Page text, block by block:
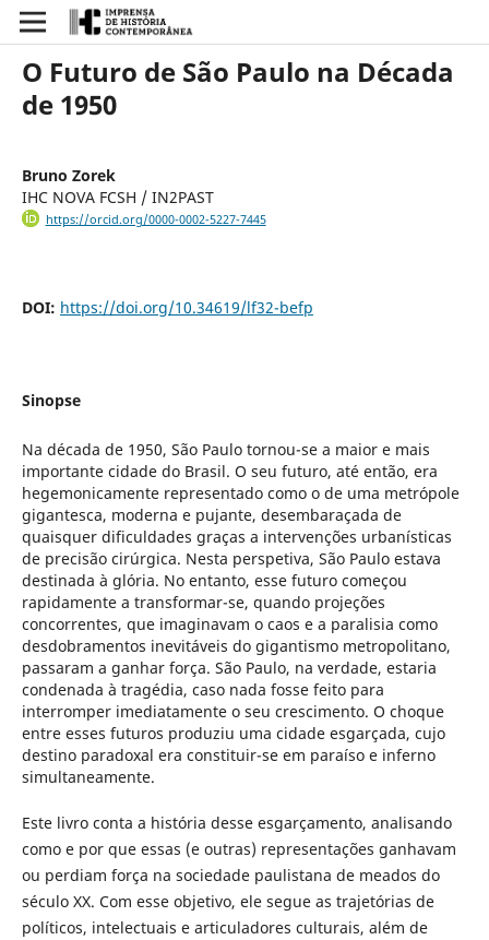
O Futuro de São Paulo na Década
de 1950
Bruno Zorek
IHC NOVA FCSH / IN2PAST
https://orcid.org/0000-0002-5227-7445
DOI: https://doi.org/10.34619/lf32-befp
Sinopse
Na década de 1950, São Paulo tornou-se a maior e mais
importante cidade do Brasil. O seu futuro, até então, era
hegemonicamente representado como o de uma metrópole
gigantesca, moderna e pujante, desembaraçada de
quaisquer dificuldades graças a intervenções urbanísticas
de precisão cirúrgica. Nesta perspetiva, São Paulo estava
destinada à glória. No entanto, esse futuro começou
rapidamente a transformar-se, quando projeções
concorrentes, que imaginavam o caos e a paralisia como
desdobramentos inevitáveis do gigantismo metropolitano,
passaram a ganhar força. São Paulo, na verdade, estaria
condenada à tragédia, caso nada fosse feito para
interromper imediatamente o seu crescimento. O choque
entre esses futuros produziu uma cidade esgarçada, cujo
destino paradoxal era constituir-se em paraíso e inferno
simultaneamente.
Este livro conta a história desse esgarçamento, analisando
como e por que essas (e outras) representações ganhavam
ou perdiam força na sociedade paulistana de meados do
século XX. Com esse objetivo, ele segue as trajetórias de
políticos, intelectuais e articuladores culturais, além de